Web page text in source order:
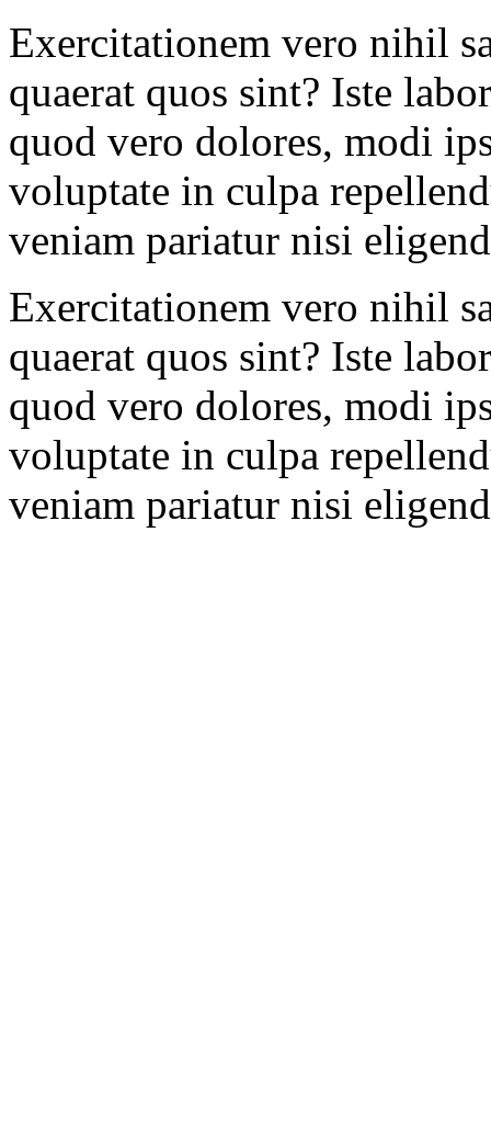
Exercitationem vero nihil
quaerat quos sint? Iste
quod vero dolores, modi
voluptate in culpa
veniam pariatur nisi
Exercitationem vero nihil
quaerat quos sint? Iste
quod vero dolores, modi
voluptate in culpa
veniam pariatur nisi